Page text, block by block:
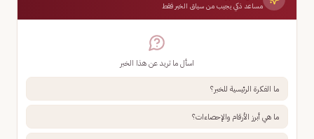
مساعد ذكي يجيب من سياق الخبر فقط
اسأل ما تريد عن هذا الخبر
ما الفكرة الرئيسية للخبر؟
ما هي أبرز الأرقام والإحصاءات؟